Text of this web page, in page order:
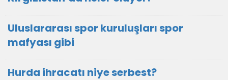
Uluslararası spor kuruluşları spor
mafyası gibi
Hurda ihracatı niye serbest?